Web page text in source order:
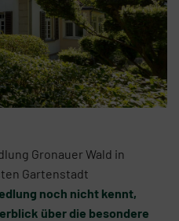
Gronauer Wald in
Gartenstadt
noch nicht kennt,
über die besondere